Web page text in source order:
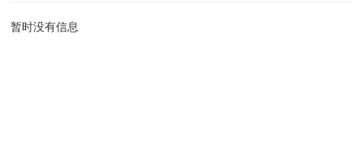
暂时没有信息